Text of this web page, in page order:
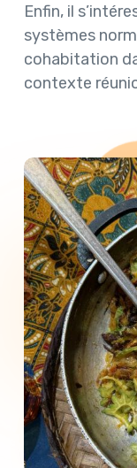
Enfin, il
systèmes
cohabitation
contexte